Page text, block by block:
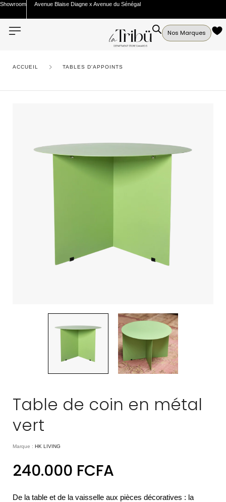
Showroom Avenue Blaise Diagne x Avenue du Sénégal
Nos Marques
ACCUEIL TABLES D'APPOINTS
Table de coin en métal
vert
Marque : HK LIVING
240.000 FCFA
De la table et de la vaisselle aux pièces décoratives : la